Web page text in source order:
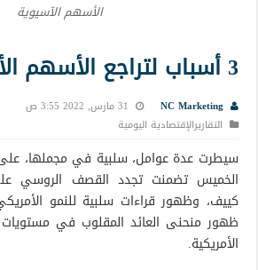
الأسهم الآسيوية
3 أسباب لتراجع الأسهم الأمريكية
NC Marketing
31 مارس, 2022 3:55 ص
التقاريرالإقتصادية اليومية
سيطرت عدة عوامل، سلبية في مجملها، على
الخميس تضمنت تجدد القصف الروسي على
كييف، وظهور قراءات سلبية للنمو
ظهور منحنى العائد المقلوب في مستويات
الأمريكية.